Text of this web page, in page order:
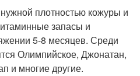
плотностью кожуры и
запасы и
5-8 месяцев. Среди
Олимпийское, Джонатан,
и многие другие.